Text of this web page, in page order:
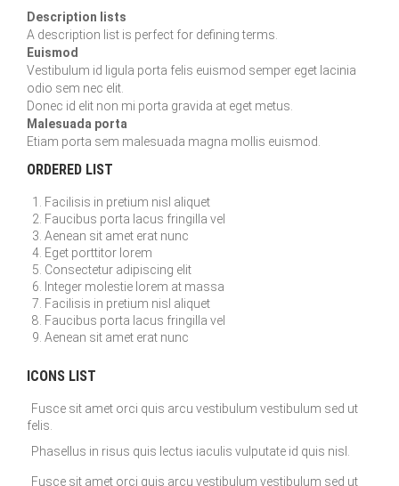
Description lists
A description list is perfect for defining terms.
Euismod
Vestibulum id ligula porta felis euismod semper eget lacinia
odio sem nec elit.
Donec id elit non mi porta gravida at eget metus.
Malesuada porta
Etiam porta sem malesuada magna mollis euismod.
ORDERED LIST
Facilisis in pretium nisl aliquet
Faucibus porta lacus fringilla vel
Aenean sit amet erat nunc
Eget porttitor lorem
Consectetur adipiscing elit
Integer molestie lorem at massa
Facilisis in pretium nisl aliquet
Faucibus porta lacus fringilla vel
Aenean sit amet erat nunc
ICONS LIST
Fusce sit amet orci quis arcu vestibulum vestibulum sed ut
felis.
Phasellus in risus quis lectus iaculis vulputate id quis nisl.
Fusce sit amet orci quis arcu vestibulum vestibulum sed ut